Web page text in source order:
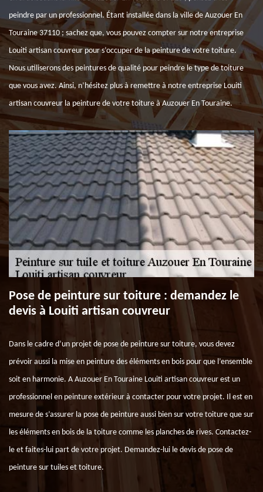
peindre par un professionnel. Étant installée dans la ville de Auzouer En
Touraine 37110 ; sachez que, vous pouvez compter sur notre entreprise
Louiti artisan couvreur pour s’occuper de la peinture de votre toiture.
Nous utiliserons des peintures de qualité pour peindre le type de toiture
que vous avez. Ainsi, n’hésitez plus à remettre à notre entreprise Louiti
artisan couvreur la peinture de votre toiture à Auzouer En Touraine.
Pose de peinture sur toiture : demandez le
devis à Louiti artisan couvreur
Dans le cadre d’un projet de pose de peinture sur toiture, vous devez
prévoir aussi la mise en peinture des éléments en bois pour que l’ensemble
soit en harmonie. A Auzouer En Touraine Louiti artisan couvreur est un
professionnel en peinture extérieur à contacter pour votre projet. Il est en
mesure de s’assurer la pose de peinture aussi bien sur votre toiture que sur
les éléments en bois de la toiture comme les planches de rives. Contactez-
le et faites-lui part de votre projet. Demandez-lui le devis de pose de
peinture sur tuiles et toiture.